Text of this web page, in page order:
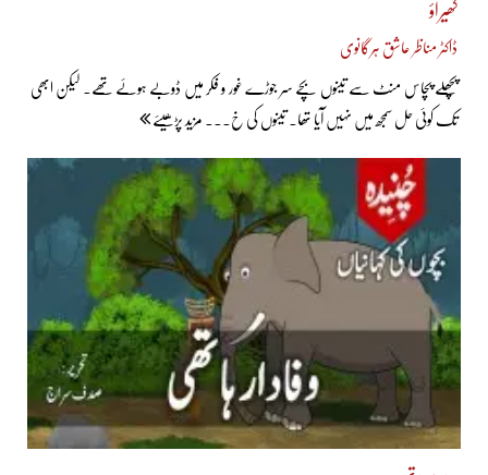
گھیراؤ
ڈاکٹر مناظر عاشق ہرگانوی
پچھلے پچاس منٹ سے تینوں بچے سر جوڑے غور و فکر میں ڈوبے ہوئے تھے۔ لیکن ابھی
تک کوئی حل سمجھ میں نہیں آیا تھا۔ تینوں کی خ... مزید پڑھیئے